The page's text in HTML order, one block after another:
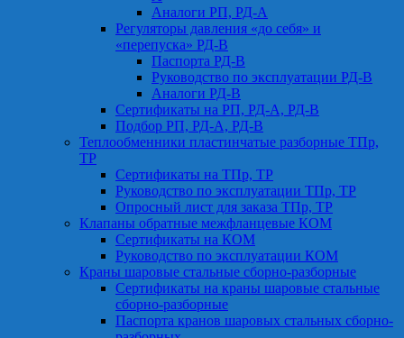
Аналоги РП, РД-А
Регуляторы давления «до себя» и
«перепуска» РД-В
Паспорта РД-В
Руководство по эксплуатации РД-В
Аналоги РД-В
Сертификаты на РП, РД-А, РД-В
Подбор РП, РД-А, РД-В
Теплообменники пластинчатые разборные ТПр,
ТР
Сертификаты на ТПр, ТР
Руководство по эксплуатации ТПр, ТР
Опросный лист для заказа ТПр, ТР
Клапаны обратные межфланцевые КОМ
Сертификаты на КОМ
Руководство по эксплуатации КОМ
Краны шаровые стальные сборно-разборные
Сертификаты на краны шаровые стальные
сборно-разборные
Паспорта кранов шаровых стальных сборно-